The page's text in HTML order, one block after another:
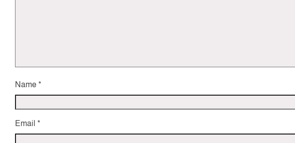
Name*
Email *